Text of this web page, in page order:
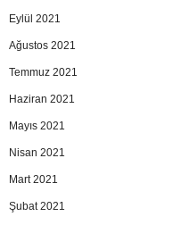
Eylül 2021
Ağustos 2021
Temmuz 2021
Haziran 2021
Mayıs 2021
Nisan 2021
Mart 2021
Şubat 2021